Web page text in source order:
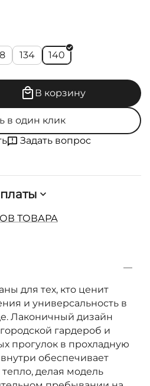
134 140
В корзину
в один клик
Задать вопрос
ТОВАРА
для тех, кто ценит
и универсальность в
Лаконичный дизайн
гардероб и
прогулок в прохладную
обеспечивает
делая модель